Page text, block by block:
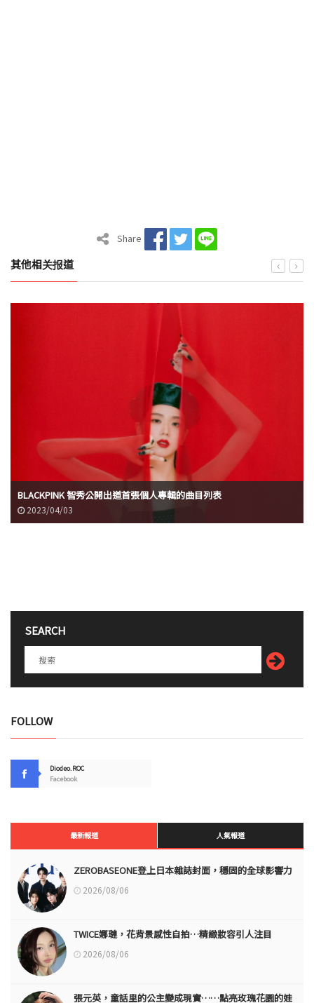
Share
其他相关报道
BLACKPINK 智秀公開出道首張個人專輯的曲目列表
2023/04/03
SEARCH
FOLLOW
Diodeo.ROC
Facebook
最新報道 人氣報道
ZEROBASEONE登上日本雜誌封面，穩固的全球影響力
2026/08/06
TWICE娜璉，花背景感性自拍…精緻妝容引人注目
2026/08/06
張元英，童話里的公主變成現實……點亮玫瑰花園的娃